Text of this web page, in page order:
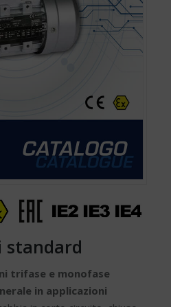
trifase e monofase
in applicazioni